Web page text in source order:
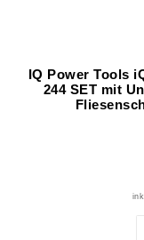
IQ Power Tools
244 SET mit